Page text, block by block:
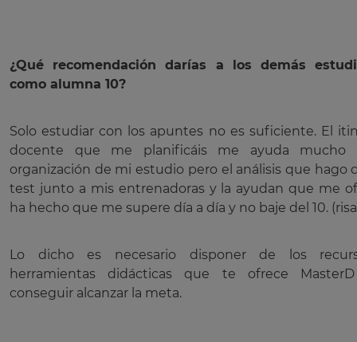
¿Qué recomendación darías a los demás
como alumna 10?
Solo estudiar con los apuntes no es suficiente. El
docente que me planificáis me ayuda mucho
organización de mi estudio pero el análisis que hago
test junto a mis entrenadoras y la ayudan que me
ha hecho que me supere día a día y no baje del 10.
Lo dicho es necesario disponer de los
herramientas didácticas que te ofrece
conseguir alcanzar la meta.